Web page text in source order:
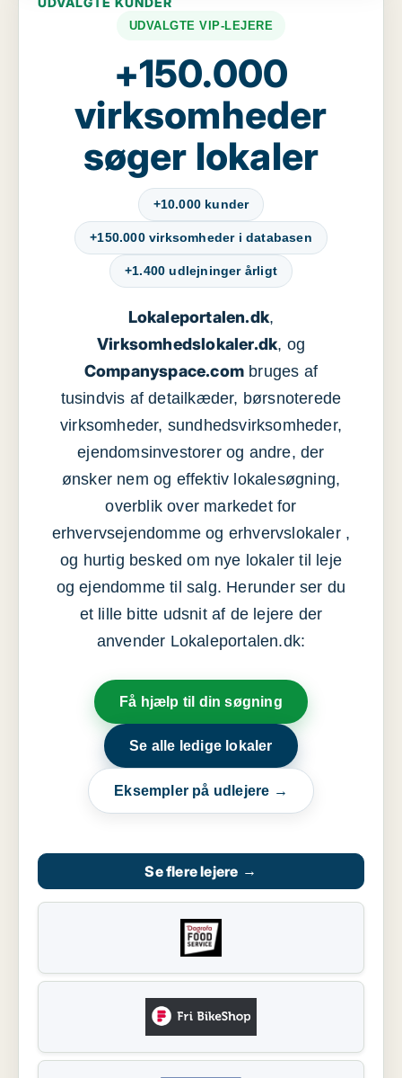
UDVALGTE VIP-LEJERE
+150.000
virksomheder
søger lokaler
+10.000 kunder
+150.000 virksomheder i databasen
+1.400 udlejninger årligt
Lokaleportalen.dk,
Virksomhedslokaler.dk, og
Companyspace.com bruges af
tusindvis af detailkæder, børsnoterede
virksomheder, sundhedsvirksomheder,
ejendomsinvestorer og andre, der
ønsker nem og effektiv lokalesøgning,
overblik over markedet for
erhvervsejendomme og erhvervslokaler ,
og hurtig besked om nye lokaler til leje
og ejendomme til salg. Herunder ser du
et lille bitte udsnit af de lejere der
anvender Lokaleportalen.dk:
Få hjælp til din søgning
Se alle ledige lokaler
Eksempler på udlejere →
Se flere lejere →